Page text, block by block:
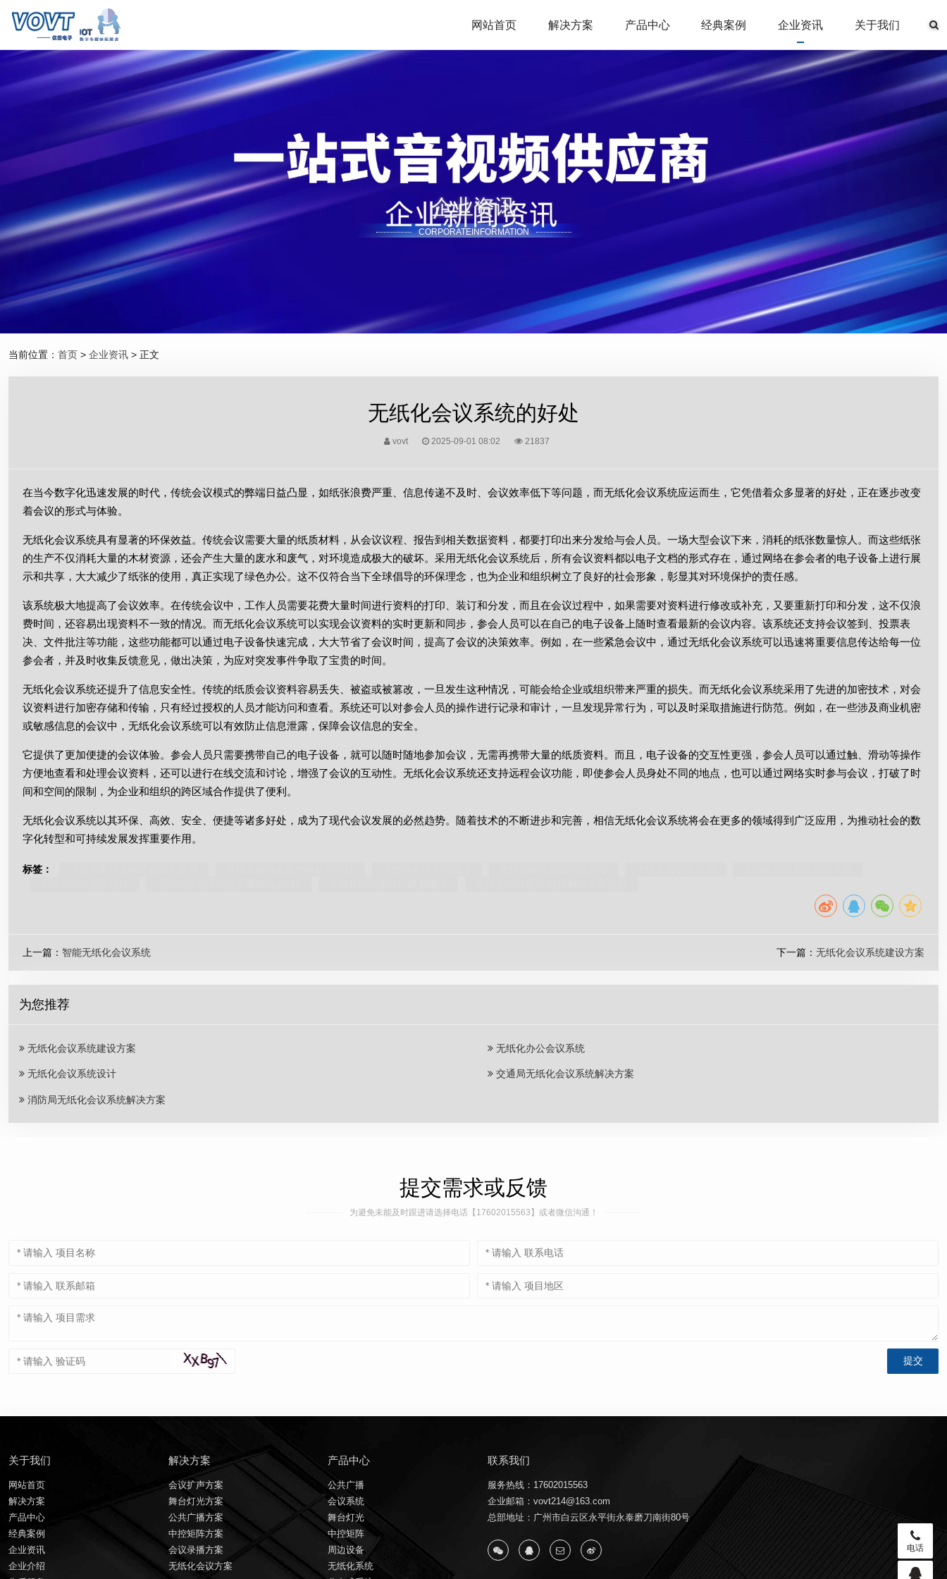
网站首页 解决方案 产品中心 经典案例 企业资讯 关于我们
企业资讯
CORPORATEINFORMATION
当前位置： 首页 > 企业资讯 > 正文
无纸化会议系统的好处
vovt 2025-09-01 08:02 21837
在当今数字化迅速发展的时代，传统会议模式的弊端日益凸显，如纸张浪费严重、信息传递不及时、会议效率低下等问题，而无纸化会议系统应运而生，它凭借着众多显著的好处，正在逐步改变
着会议的形式与体验。
无纸化会议系统具有显著的环保效益。传统会议需要大量的纸质材料，从会议议程、报告到相关数据资料，都要打印出来分发给与会人员。一场大型会议下来，消耗的纸张数量惊人。而这些纸张
的生产不仅消耗大量的木材资源，还会产生大量的废水和废气，对环境造成极大的破坏。采用无纸化会议系统后，所有会议资料都以电子文档的形式存在，通过网络在参会者的电子设备上进行展
示和共享，大大减少了纸张的使用，真正实现了绿色办公。这不仅符合当下全球倡导的环保理念，也为企业和组织树立了良好的社会形象，彰显其对环境保护的责任感。
该系统极大地提高了会议效率。在传统会议中，工作人员需要花费大量时间进行资料的打印、装订和分发，而且在会议过程中，如果需要对资料进行修改或补充，又要重新打印和分发，这不仅浪
费时间，还容易出现资料不一致的情况。而无纸化会议系统可以实现会议资料的实时更新和同步，参会人员可以在自己的电子设备上随时查看最新的会议内容。该系统还支持会议签到、投票表
决、文件批注等功能，这些功能都可以通过电子设备快速完成，大大节省了会议时间，提高了会议的决策效率。例如，在一些紧急会议中，通过无纸化会议系统可以迅速将重要信息传达给每一位
参会者，并及时收集反馈意见，做出决策，为应对突发事件争取了宝贵的时间。
无纸化会议系统还提升了信息安全性。传统的纸质会议资料容易丢失、被盗或被篡改，一旦发生这种情况，可能会给企业或组织带来严重的损失。而无纸化会议系统采用了先进的加密技术，对会
议资料进行加密存储和传输，只有经过授权的人员才能访问和查看。系统还可以对参会人员的操作进行记录和审计，一旦发现异常行为，可以及时采取措施进行防范。例如，在一些涉及商业机密
或敏感信息的会议中，无纸化会议系统可以有效防止信息泄露，保障会议信息的安全。
它提供了更加便捷的会议体验。参会人员只需要携带自己的电子设备，就可以随时随地参加会议，无需再携带大量的纸质资料。而且，电子设备的交互性更强，参会人员可以通过触、滑动等操作
方便地查看和处理会议资料，还可以进行在线交流和讨论，增强了会议的互动性。无纸化会议系统还支持远程会议功能，即使参会人员身处不同的地点，也可以通过网络实时参与会议，打破了时
间和空间的限制，为企业和组织的跨区域合作提供了便利。
无纸化会议系统以其环保、高效、安全、便捷等诸多好处，成为了现代会议发展的必然趋势。随着技术的不断进步和完善，相信无纸化会议系统将会在更多的领域得到广泛应用，为推动社会的数
字化转型和可持续发展发挥重要作用。
标签：
上一篇： 智能无纸化会议系统 下一篇： 无纸化会议系统建设方案
为您推荐
无纸化会议系统建设方案 无纸化办公会议系统
无纸化会议系统设计 交通局无纸化会议系统解决方案
消防局无纸化会议系统解决方案
提交需求或反馈
为避免未能及时跟进请选择电话【17602015563】或者微信沟通！
关于我们
网站首页
解决方案
产品中心
经典案例
企业资讯
企业介绍
解决方案
会议扩声方案
舞台灯光方案
公共广播方案
中控矩阵方案
会议录播方案
无纸化会议方案
产品中心
公共广播
会议系统
舞台灯光
中控矩阵
周边设备
无纸化系统
联系我们
服务热线：17602015563
企业邮箱：vovt214@163.com
总部地址：广州市白云区永平街永泰磨刀南街80号
电话